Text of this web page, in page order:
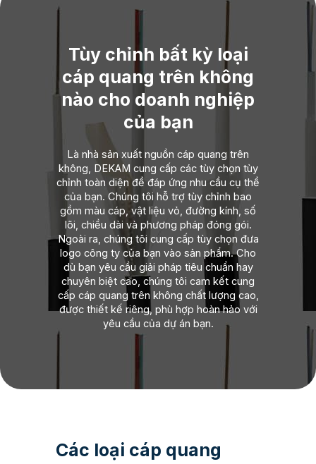
Tùy chỉnh bất kỳ loại
cáp quang trên không
nào cho doanh nghiệp
của bạn
Là nhà sản xuất nguồn cáp quang trên
không, DEKAM cung cấp các tùy chọn tùy
chỉnh toàn diện để đáp ứng nhu cầu cụ thể
của bạn. Chúng tôi hỗ trợ tùy chỉnh bao
gồm màu cáp, vật liệu vỏ, đường kính, số
lõi, chiều dài và phương pháp đóng gói.
Ngoài ra, chúng tôi cung cấp tùy chọn đưa
logo công ty của bạn vào sản phẩm. Cho
dù bạn yêu cầu giải pháp tiêu chuẩn hay
chuyên biệt cao, chúng tôi cam kết cung
cấp cáp quang trên không chất lượng cao,
được thiết kế riêng, phù hợp hoàn hảo với
yêu cầu của dự án bạn.
Các loại cáp quang